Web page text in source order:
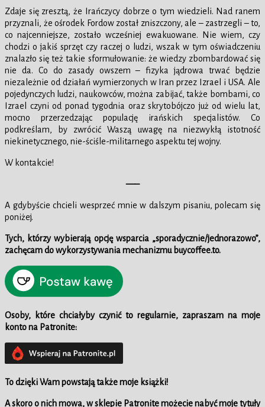
Zdaje się zresztą, że Irańczycy dobrze o tym wiedzieli. Nad ranem
przyznali, że ośrodek Fordow został zniszczony, ale – zastrzegli – to,
co najcenniejsze, zostało wcześniej ewakuowane. Nie wiem, czy
chodzi o jakiś sprzęt czy raczej o ludzi, wszak w tym oświadczeniu
znalazło się też takie sformułowanie: że wiedzy zbombardować się
nie da. Co do zasady owszem – fizyka jądrowa trwać będzie
niezależnie od działań wymierzonych w Iran przez Izrael i USA. Ale
pojedynczych ludzi, naukowców, można zabijać, także bombami, co
Izrael czyni od ponad tygodnia oraz skrytobójczo już od wielu lat,
mocno przerzedzając populację irańskich specjalistów. Co
podkreślam, by zwrócić Waszą uwagę na niezwykłą istotność
niekinetycznego, nie-ściśle-militarnego aspektu tej wojny.
W kontakcie!
—–
A gdybyście chcieli wesprzeć mnie w dalszym pisaniu, polecam się
poniżej.
Tych, którzy wybierają opcję wsparcia „sporadycznie/jednorazowo”,
zachęcam do wykorzystywania mechanizmu buycoffee.to.
Osoby, które chciałyby czynić to regularnie, zapraszam na moje
konto na Patronite:
To dzięki Wam powstają także moje książki!
A skoro o nich mowa,w sklepie Patronite możecie nabyć moje tytuły